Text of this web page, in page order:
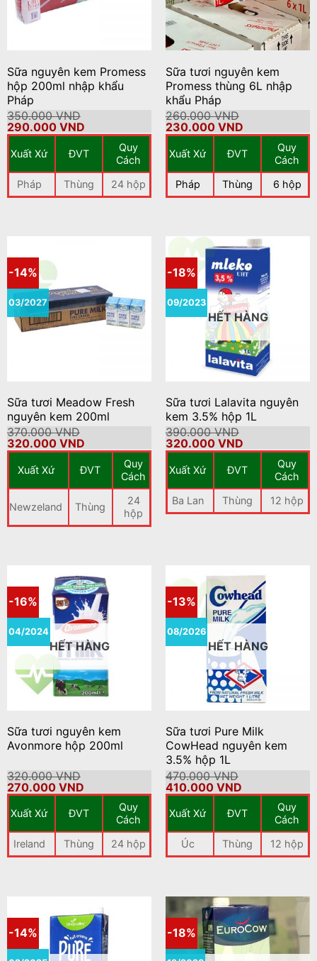
Sữa nguyên kem Promess
hộp 200ml nhập khẩu
Pháp
350.000VND
Giá
gốc
là:
350.000 VND.
290.000 VNDGiá
hiện
tại
là:
290.000 VND.
Xuất Xứ ĐVT
Quy
Cách
Pháp
Thùng 24 hộp
Sữa tươi nguyên kem
Promess thùng 6L nhập
khẩu Pháp
260.000VND
Giá
gốc
là:
260.000 VND.
230.000 VNDGiá
hiện
tại
là:
230.000
Xuất Xứ ĐVT
Quy
Cách
Pháp
Thùng 6 hộp
-14%
03/2027
Sữa tươi Meadow Fresh
nguyên kem 200ml
370.000VND
Giá
gốc
là:
370.000 VND.
320.000 VNDGiá
hiện
tại
là:
320.000 VND.
Xuất Xứ ĐVT
Quy
Cách
Newzeland Thùng
24
hộp
-18%
09/2023
HẾT HÀNG
Sữa tươi Lalavita nguyên
kem 3.5% hộp 1L
390.000VND
Giá
gốc
là:
390.000 VND.
320.000 VNDGiá
hiện
tại
là:
320.000
Xuất Xứ ĐVT
Quy
Cách
Ba Lan
Thùng 12 hộp
-16%
04/2024
HẾT HÀNG
Sữa tươi nguyên kem
Avonmore hộp 200ml
320.000VND
Giá
gốc
là:
320.000 VND.
270.000 VNDGiá
hiện
tại
là:
270.000 VND.
Xuất Xứ ĐVT
Quy
Cách
Ireland
Thùng 24 hộp
-13%
08/2026
HẾT HÀNG
Sữa tươi Pure Milk
CowHead nguyên kem
3.5% hộp 1L
470.000VND
Giá
gốc
là:
470.000 VND.
410.000 VNDGiá
hiện
tại
là:
410.000 VND.
Xuất Xứ ĐVT
Quy
Cách
Úc
Thùng 12 hộp
-14% -18%